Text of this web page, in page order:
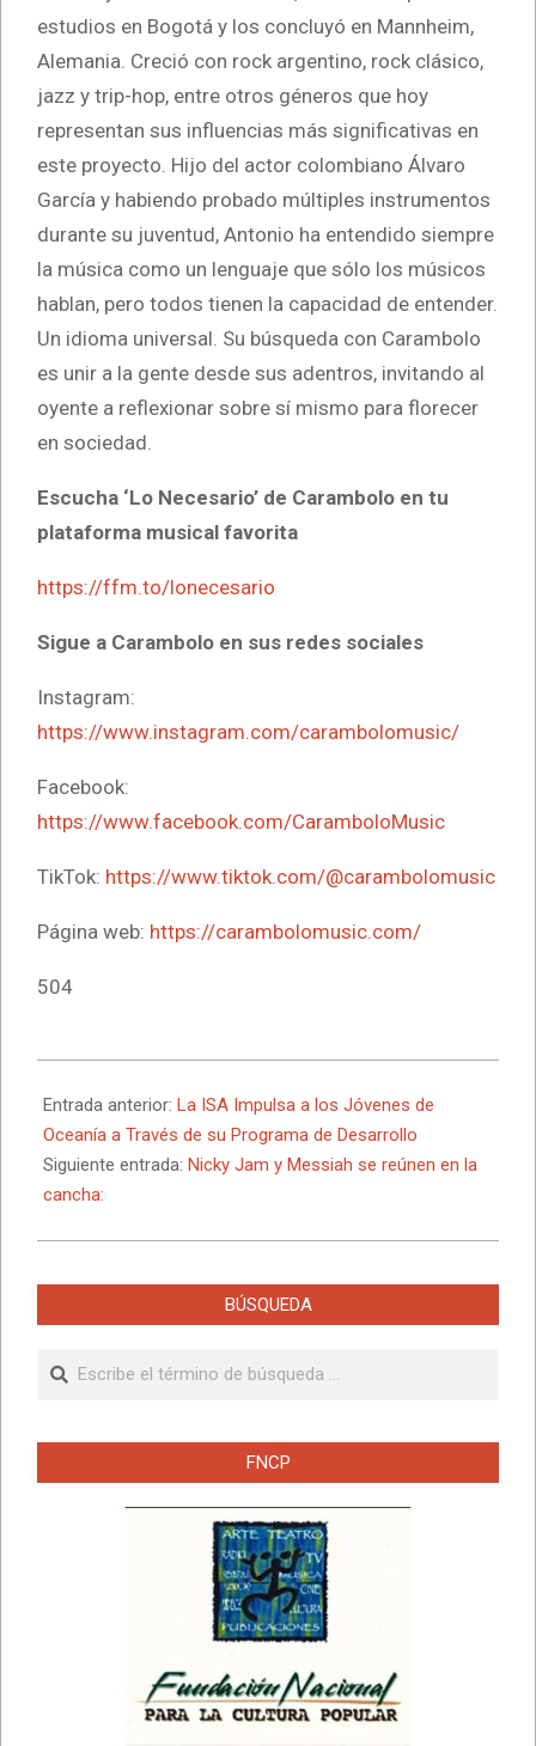
estudios en Bogotá y los concluyó en Mannheim,
Alemania. Creció con rock argentino, rock clásico,
jazz y trip-hop, entre otros géneros que hoy
representan sus influencias más significativas en
este proyecto. Hijo del actor colombiano Álvaro
García y habiendo probado múltiples instrumentos
durante su juventud, Antonio ha entendido siempre
la música como un lenguaje que sólo los músicos
hablan, pero todos tienen la capacidad de entender.
Un idioma universal. Su búsqueda con Carambolo
es unir a la gente desde sus adentros, invitando al
oyente a reflexionar sobre sí mismo para florecer
en sociedad.
Escucha ‘Lo Necesario’ de Carambolo en tu
plataforma musical favorita
https://ffm.to/lonecesario
Sigue a Carambolo en sus redes sociales
Instagram:
https://www.instagram.com/carambolomusic/
Facebook:
https://www.facebook.com/CaramboloMusic
TikTok: https://www.tiktok.com/@carambolomusic
Página web: https://carambolomusic.com/
504
05-
26
Entrada anterior: La ISA Impulsa a los Jóvenes de
Oceanía a Través de su Programa de Desarrollo
Siguiente entrada: Nicky Jam y Messiah se reúnen en la
cancha:
BÚSQUEDA
Buscar
FNCP